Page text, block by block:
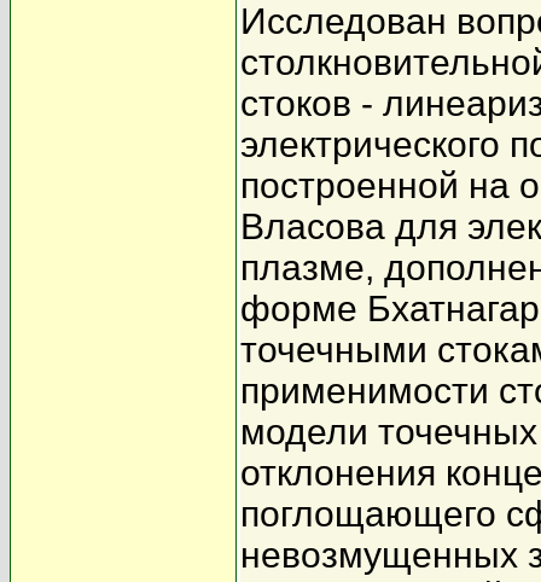
Исследован
стоков -
электрического
построенной на
Власова для
плазме,
форме
точечными
применимости
модели
отклонения
поглощающего
невозмущенных